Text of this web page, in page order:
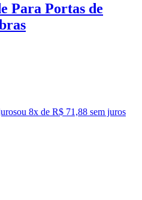
Para Portas de
ou 8x de R$ 71,88 sem juros